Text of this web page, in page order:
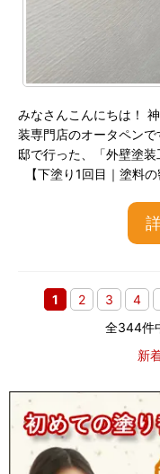
みなさんこんにちは！
装専門店のオータペン
邸で行った、「外壁塗
【下塗り1回目｜塗料
1 2 3 4
全344件
新